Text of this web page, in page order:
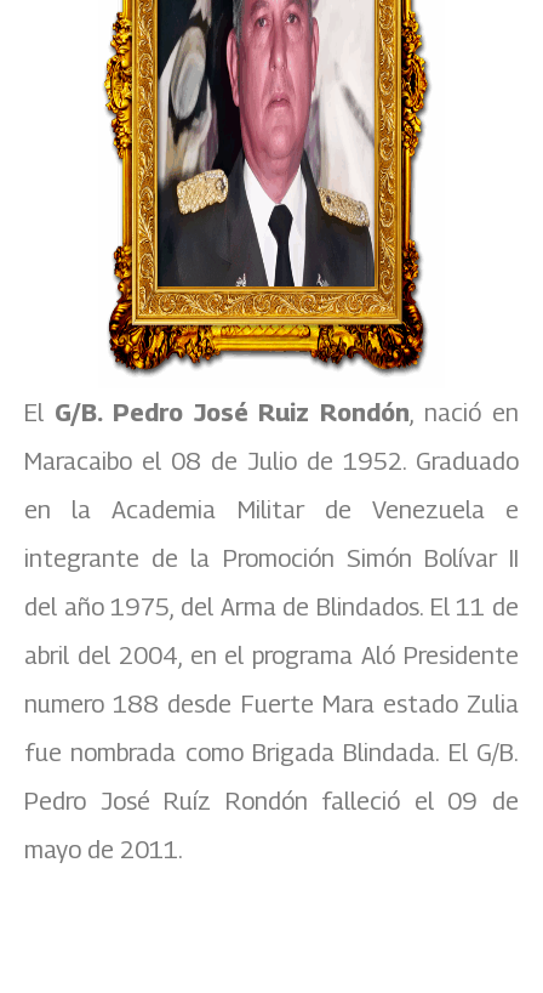
El G/B. Pedro José Ruiz Rondón, nació en
Maracaibo el 08 de Julio de 1952. Graduado
en la Academia Militar de Venezuela e
integrante de la Promoción Simón Bolívar II
del año 1975, del Arma de Blindados. El 11 de
abril del 2004, en el programa Aló Presidente
numero 188 desde Fuerte Mara estado Zulia
fue nombrada como Brigada Blindada. El G/B.
Pedro José Ruíz Rondón falleció el 09 de
mayo de 2011.